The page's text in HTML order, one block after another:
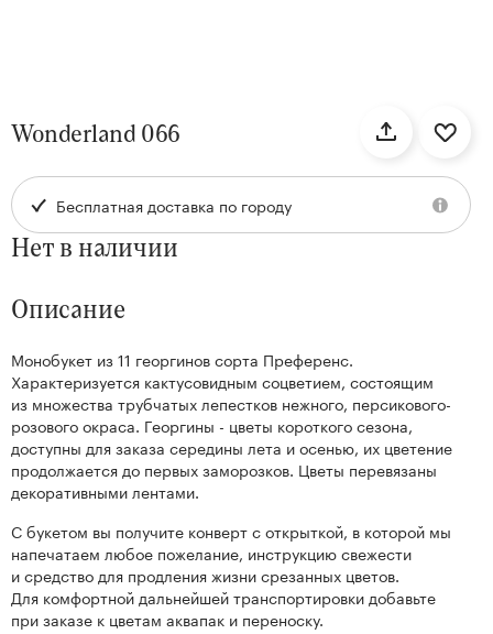
Kenzan
Collection
Wonderland 066
Бесплатная доставка по городу
Нет в наличии
Описание
Монобукет из 11 георгинов сорта Преференс.
Характеризуется кактусовидным соцветием, состоящим
из множества трубчатых лепестков нежного, персикового-
розового окраса. Георгины - цветы короткого сезона,
доступны для заказа середины лета и осенью, их цветение
продолжается до первых заморозков. Цветы перевязаны
декоративными лентами.
С букетом вы получите конверт с открыткой, в которой мы
напечатаем любое пожелание, инструкцию свежести
и средство для продления жизни срезанных цветов.
Для комфортной дальнейшей транспортировки добавьте
при заказе к цветам аквапак и переноску.